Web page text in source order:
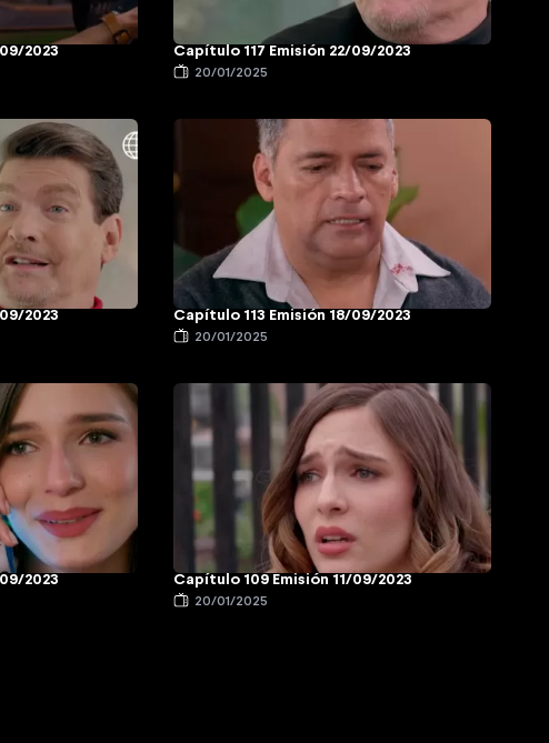
2023 Capítulo 117 Emisión 22/09/2023
20/01/2025
2023 Capítulo 113 Emisión 18/09/2023
20/01/2025
2023 Capítulo 109 Emisión 11/09/2023
20/01/2025